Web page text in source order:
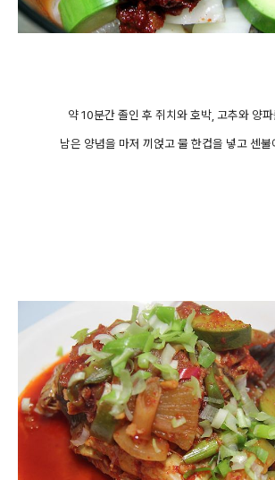
약 10분간 졸인 후 쥐치와 호박, 고추와 양
남은 양념을 마저 끼얹고 물 한컵을 넣고 센